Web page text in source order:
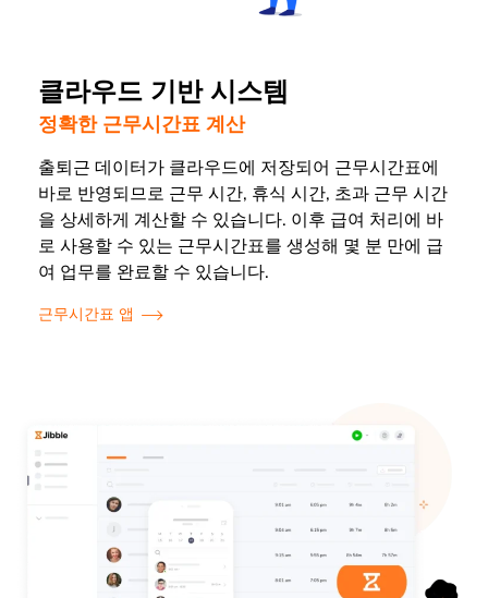
클라우드 기반 시스템
정확한 근무시간표 계산
출퇴근 데이터가 클라우드에 저장되어 근무시간표에
바로 반영되므로 근무 시간, 휴식 시간, 초과 근무 시간
을 상세하게 계산할 수 있습니다. 이후 급여 처리에 바
로 사용할 수 있는 근무시간표를 생성해 몇 분 만에 급
여 업무를 완료할 수 있습니다.
근무시간표 앱